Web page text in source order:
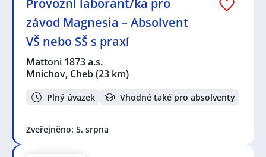
Provozní laborant/ka pro
závod Magnesia – Absolvent
VŠ nebo SŠ s praxí
Mattoni 1873 a.s.
Mnichov, Cheb(23 km)
Plný úvazek Vhodné také pro absolventy
Zveřejněno: 5. srpna